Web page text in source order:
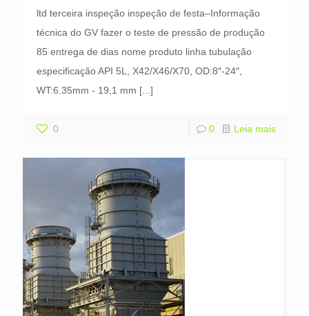
ltd terceira inspeção inspeção de festa–Informação
técnica do GV fazer o teste de pressão de produção
85 entrega de dias nome produto linha tubulação
especificação API 5L, X42/X46/X70, OD:8″-24″,
WT:6.35mm - 19,1 mm [...]
0 0 Leia mais